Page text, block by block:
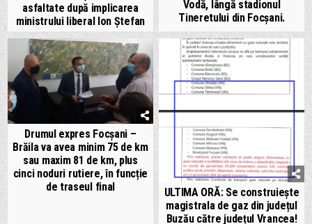
asfaltate după implicarea
ministrului liberal Ion Ștefan
Vodă, lângă stadionul
Tineretului din Focșani.
Drumul expres Focșani –
Brăila va avea minim 75 de km
sau maxim 81 de km, plus
cinci noduri rutiere, în funcție
de traseul final
ULTIMA ORĂ: Se construiește
magistrala de gaz din județul
Buzău către județul Vrancea!